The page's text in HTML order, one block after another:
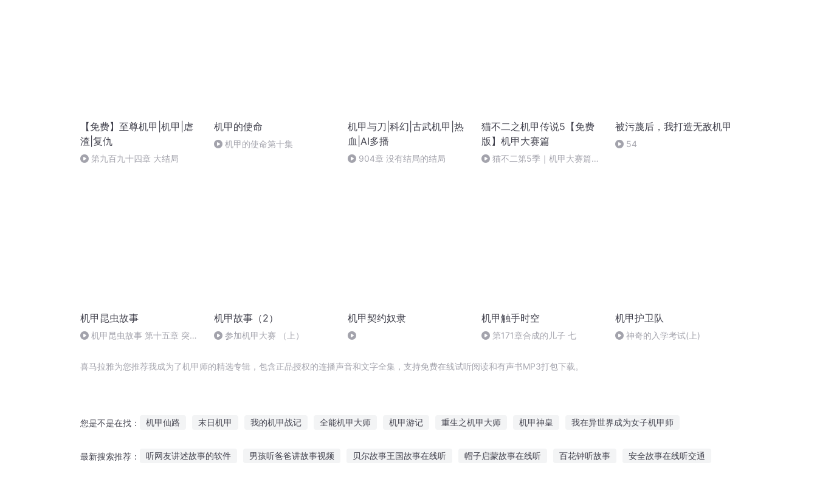
【免费】至尊机甲|机甲|虐
渣|复仇
第九百九十四章 大结局
机甲的使命
机甲的使命第十集
机甲与刀|科幻|古武机甲|热
血|AI多播
904章 没有结局的结局
猫不二之机甲传说5【免费
版】机甲大赛篇
猫不二第5季｜机甲大赛篇
被污蔑后，我打造无敌机甲
54
机甲昆虫故事
机甲昆虫故事 第十五章 突然
机甲故事（2）
参加机甲大赛 （上）
机甲契约奴隶 机甲触手时空
第171章合成的儿子 七
机甲护卫队
神奇的入学考试(上)
喜马拉雅为您推荐我成为了机甲师的精选专辑，包含正品授权的连播声音和文字全集，支持免费在线试听阅读和有声书MP3打包下载。
您是不是在找： 机甲仙路 末日机甲 我的机甲战记 全能机甲大师 机甲游记 重生之机甲大师 机甲神皇 我在异世界成为女子机甲师
最新搜索推荐： 听网友讲述故事的软件 男孩听爸爸讲故事视频 贝尔故事王国故事在线听 帽子启蒙故事在线听 百花钟听故事 安全故事在线听交通